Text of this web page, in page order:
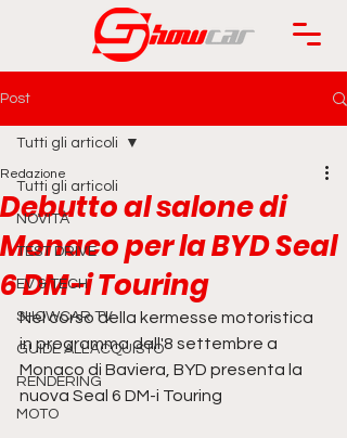
Post
Tutti gli articoli
NOVITÀ
TEST DRIVE
EV & TECH
SHOWCAR TV
GUIDE ALL'ACQUISTO
RENDERING
MOTO
Tutti gli articoli
Debutto al salone di
Monaco per la BYD Seal
6 DM-i Touring
Redazione
Nel corso della kermesse motoristica
in programma dall'8 settembre a
Monaco di Baviera, BYD presenta la
nuova Seal 6 DM-i Touring